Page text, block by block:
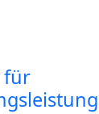
für